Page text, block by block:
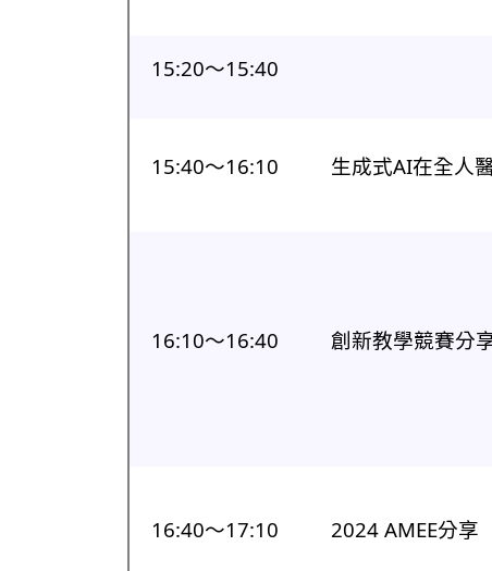
15:20〜15:40
15:40〜16:10 生成式AI在全人
16:10〜16:40 創新教學競賽分
16:40〜17:10 2024 AMEE分享